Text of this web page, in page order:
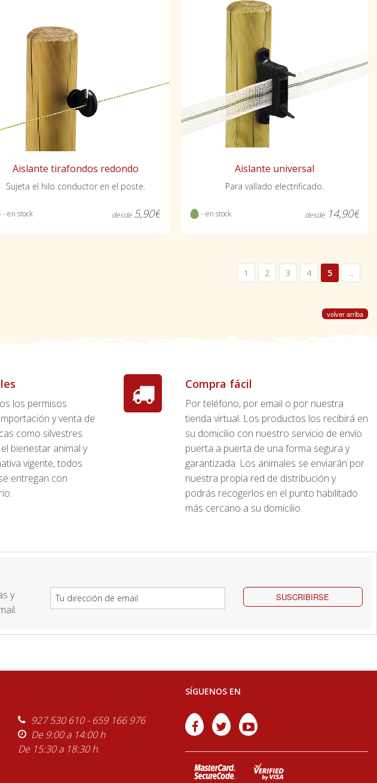
Aislante tirafondos redondo
Sujeta el hilo conductor en el poste.
- en stock desde 5,90€
Aislante universal
Para vallado electrificado.
- en stock desde 14,90€
1 2 3 4 5 ...
volver arriba
los permisos
y venta de
como silvestres.
bienestar animal y
vigente, todos
entregan con
Compra fácil
Por teléfono, por email o por nuestra
tienda virtual. Los productos los recibirá en
su domicilio con nuestro servicio de envío
puerta a puerta de una forma segura y
garantizada. Los animales se enviarán por
nuestra propia red de distribución y
podrás recogerlos en el punto habilitado
más cercano a su domicilio.
y
SUSCRIBIRSE
927 530 610 - 659 166 976
De 9:00 a 14:00 h
De 15:30 a 18:30 h.
SÍGUENOS EN